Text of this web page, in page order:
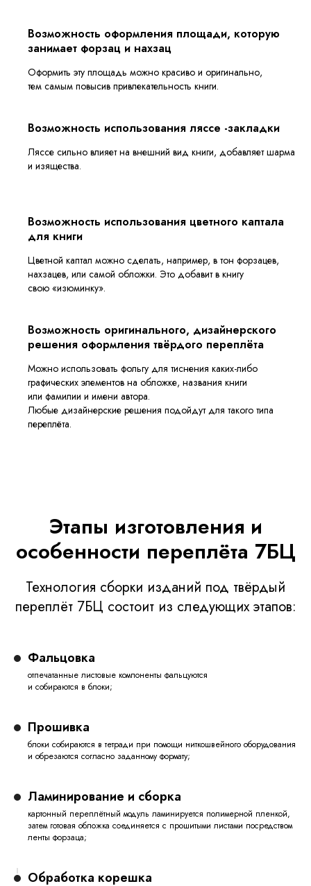
Возможность оформления площади, которую
занимает форзац и нахзац
Оформить эту площадь можно красиво и оригинально,
тем самым повысив привлекательность книги.
Возможность использования ляссе -закладки
Ляссе сильно влияет на внешний вид книги, добавляет шарма
и изящества.
Возможность использования цветного каптала
для книги
Цветной каптал можно сделать, например, в тон форзацев,
нахзацев, или самой обложки. Это добавит в книгу
свою «изюминку».
Возможность оригинального, дизайнерского
решения оформления твёрдого переплёта
Можно использовать фольгу для тиснения каких-либо
графических элементов на обложке, названия книги
или фамилии и имени автора.
Любые дизайнерские решения подойдут для такого типа
переплёта.
Этапы изготовления и
особенности переплёта 7БЦ
Технология сборки изданий под твёрдый
переплёт 7БЦ состоит из следующих этапов:
Фальцовка
отпечатанные листовые компоненты фальцуются
и собираются в блоки;
Прошивка
блоки собираются в тетради при помощи ниткошвейного оборудования
и обрезаются согласно заданному формату;
Ламинирование и сборка
картонный переплётный модуль ламинируется полимерной пленкой,
затем готовая обложка соединяется с прошитыми листами посредством
ленты форзаца;
Обработка корешка